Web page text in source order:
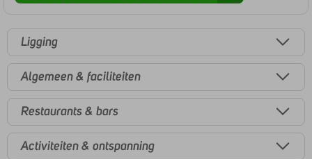
Ligging
Algemeen & faciliteiten
Restaurants & bars
Activiteiten & ontspanning